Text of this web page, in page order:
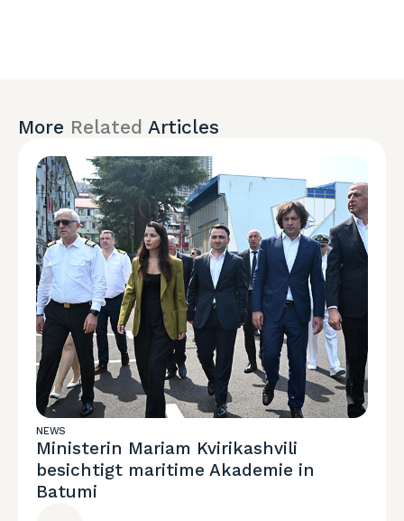
More Related Articles
NEWS
Ministerin Mariam Kvirikashvili
besichtigt maritime Akademie in
Batumi